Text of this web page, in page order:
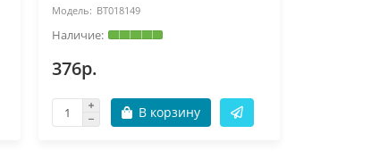
BT018149
376р.
В корзину